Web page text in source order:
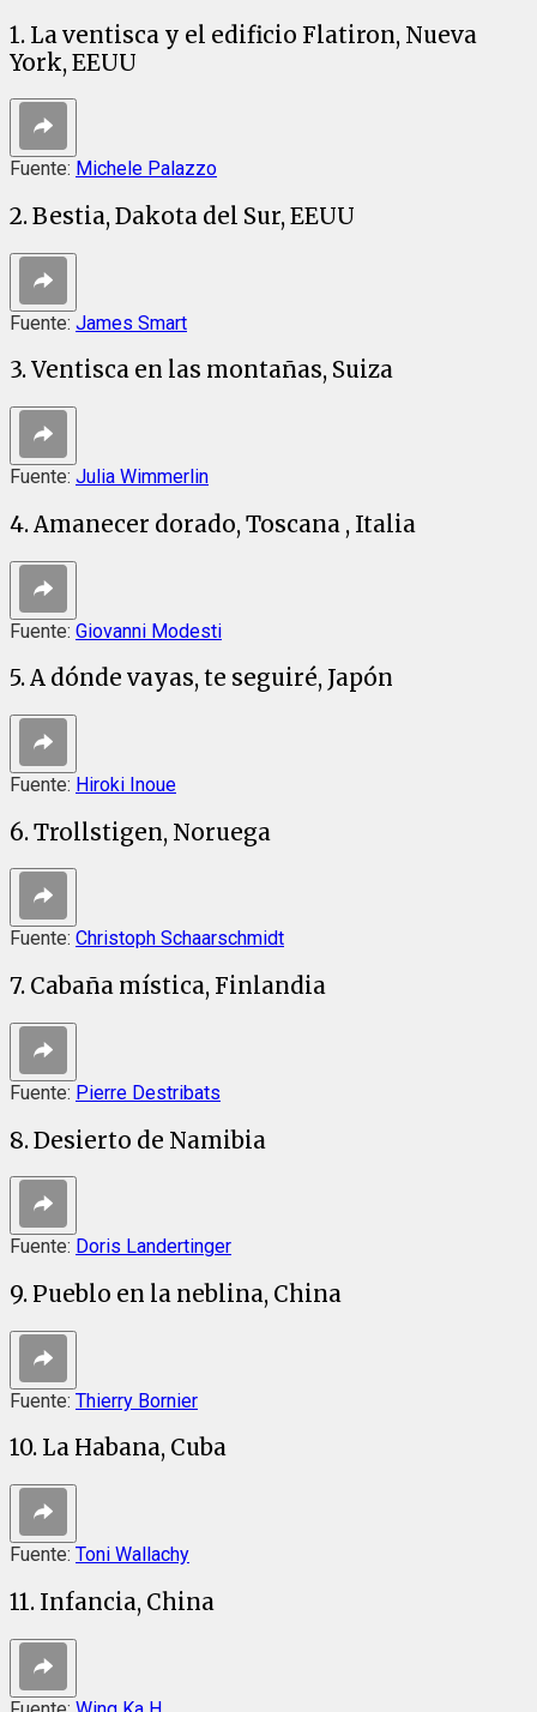
1. La ventisca y el edificio Flatiron, Nueva
York, EEUU
Fuente: Michele Palazzo
2. Bestia, Dakota del Sur, EEUU
Fuente: James Smart
3. Ventisca en las montañas, Suiza
Fuente: Julia Wimmerlin
4. Amanecer dorado, Toscana , Italia
Fuente: Giovanni Modesti
5. A dónde vayas, te seguiré, Japón
Fuente: Hiroki Inoue
6. Trollstigen, Noruega
Fuente: Christoph Schaarschmidt
7. Cabaña mística, Finlandia
Fuente: Pierre Destribats
8. Desierto de Namibia
Fuente: Doris Landertinger
9. Pueblo en la neblina, China
Fuente: Thierry Bornier
10. La Habana, Cuba
Fuente: Toni Wallachy
11. Infancia, China